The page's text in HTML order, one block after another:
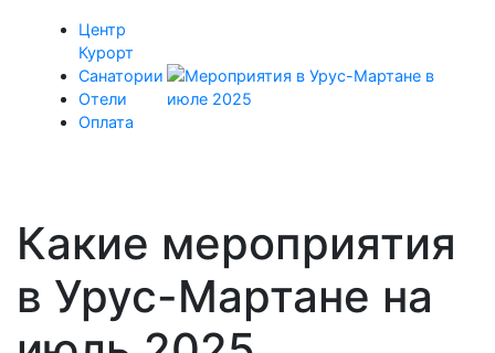
Центр
Курорт
Санатории
Отели
Оплата
Какие мероприятия
в Урус-Мартане на